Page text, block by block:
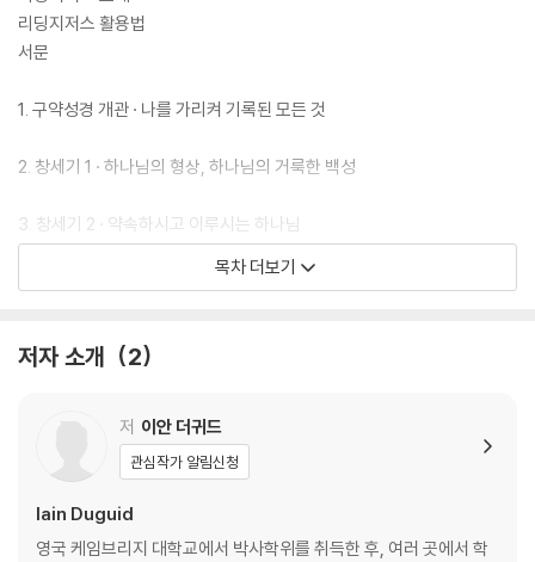
리딩지저스 활용법
서문
1. 구약성경 개관 · 나를 가리켜 기록된 모든 것
2. 창세기 1 · 하나님의 형상, 하나님의 거룩한 백성
3. 창세기 2 · 약속하시고 이루시는 하나님
4. 출애굽기 · 부르심을 따르는 삶
7. 신명기 · 더 큰 은혜로 인도하시는 하나님
8. 여호수아 · 강하고 담대하게 약속의 땅으로
목차 더보기
저자 소개 2
저 이안 더귀드
관심작가 알림신청
Iain Duguid
영국 케임브리지 대학교에서 박사학위를 취득한 후, 여러 곳에서 학